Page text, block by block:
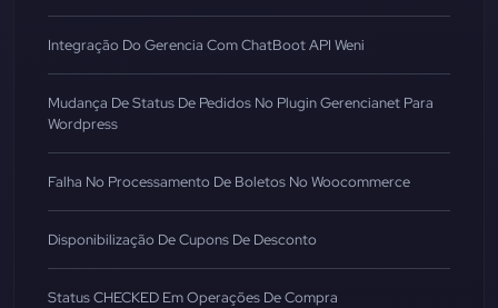
Integração Do Gerencia Com ChatBoot API Weni
Mudança De Status De Pedidos No Plugin Gerencianet Para
Wordpress
Falha No Processamento De Boletos No Woocommerce
Disponibilização De Cupons De Desconto
Status CHECKED Em Operações De Compra